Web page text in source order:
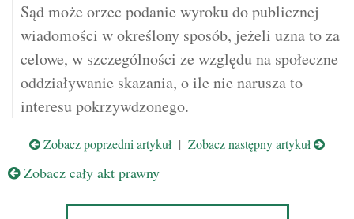
Sąd może orzec podanie wyroku do publicznej
wiadomości w określony sposób, jeżeli uzna to za
celowe, w szczególności ze względu na społeczne
oddziaływanie skazania, o ile nie narusza to
interesu pokrzywdzonego.
Zobacz poprzedni artykuł | Zobacz następny artykuł
Zobacz cały akt prawny